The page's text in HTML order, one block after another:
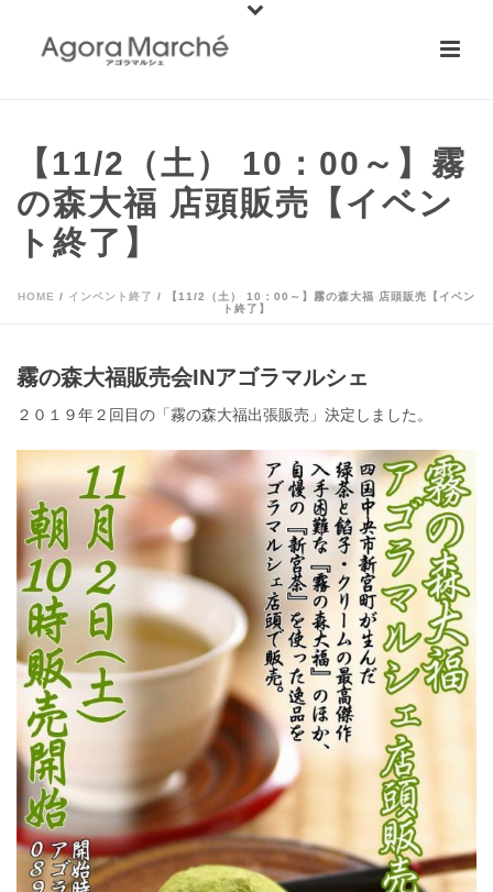
【11/2（土） 10：00～】霧
の森大福 店頭販売【イベン
ト終了】
HOME / インベント終了 / 【11/2（土） 10：00～】霧の森大福 店頭販売【イベン
ト終了】
霧の森大福販売会INアゴラマルシェ
２０１９年２回目の「霧の森大福出張販売」決定しました。